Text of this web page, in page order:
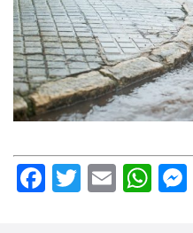
Facebook
Twitter
Email